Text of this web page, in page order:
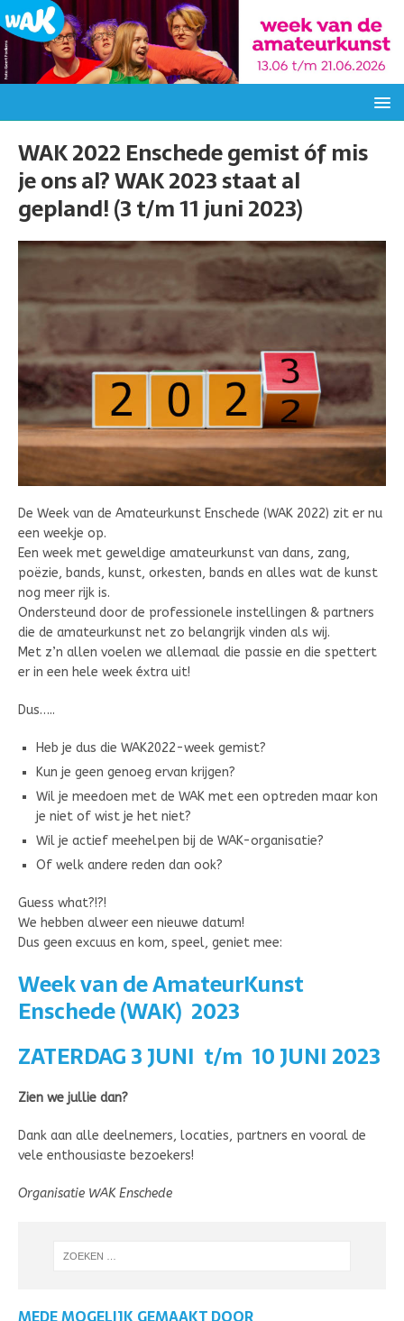
WAK 2022 Enschede gemist óf mis
je ons al? WAK 2023 staat al
gepland! (3 t/m 11 juni 2023)
De Week van de Amateurkunst Enschede (WAK 2022) zit er nu
een weekje op.
Een week met geweldige amateurkunst van dans, zang,
poëzie, bands, kunst, orkesten, bands en alles wat de kunst
nog meer rijk is.
Ondersteund door de professionele instellingen & partners
die de amateurkunst net zo belangrijk vinden als wij.
Met z’n allen voelen we allemaal die passie en die spettert
er in een hele week éxtra uit!
Dus…..
Heb je dus die WAK2022-week gemist?
Kun je geen genoeg ervan krijgen?
Wil je meedoen met de WAK met een optreden maar kon
je niet of wist je het niet?
Wil je actief meehelpen bij de WAK-organisatie?
Of welk andere reden dan ook?
Guess what?!?!
We hebben alweer een nieuwe datum!
Dus geen excuus en kom, speel, geniet mee:
Week van de AmateurKunst
Enschede (WAK) 2023
ZATERDAG 3 JUNI t/m 10 JUNI 2023
Zien we jullie dan?
Dank aan alle deelnemers, locaties, partners en vooral de
vele enthousiaste bezoekers!
Organisatie WAK Enschede